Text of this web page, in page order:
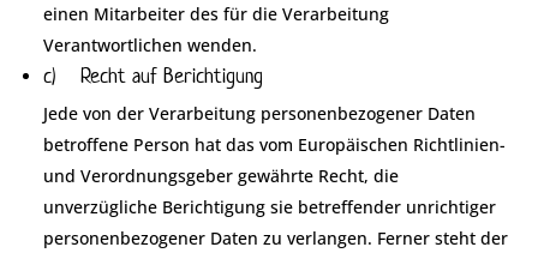
einen Mitarbeiter des für die Verarbeitung
Verantwortlichen wenden.
c) Recht auf Berichtigung
Jede von der Verarbeitung personenbezogener Daten
betroffene Person hat das vom Europäischen Richtlinien-
und Verordnungsgeber gewährte Recht, die
unverzügliche Berichtigung sie betreffender unrichtiger
personenbezogener Daten zu verlangen. Ferner steht der